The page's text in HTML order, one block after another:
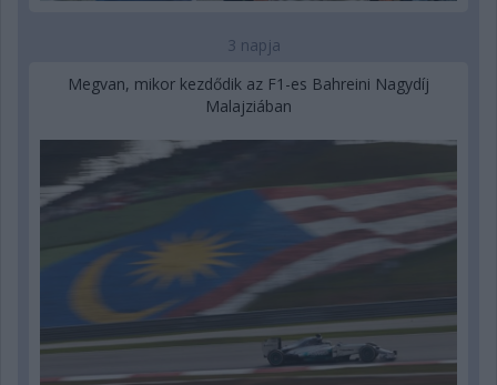
3 napja
Megvan, mikor kezdődik az F1-es Bahreini Nagydíj
Malajziában